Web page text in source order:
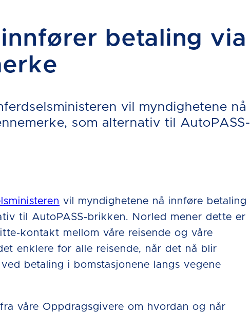
betaling via
vil myndighetene nå
som alternativ til AutoPASS-
vil myndighetene nå innføre betaling
til AutoPASS-brikken. Norled mener dette er
kontakt mellom våre reisende og våre
enklere for alle reisende, når det nå blir
betaling i bomstasjonene langs vegene
våre Oppdragsgivere om hvordan og når